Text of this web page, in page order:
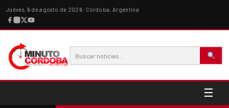
Jueves, 6 de agosto de 2026 · Córdoba, Argentina
☰